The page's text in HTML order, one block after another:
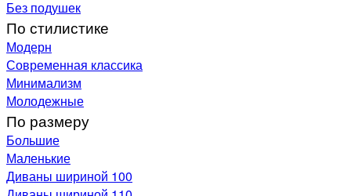
Без подушек
По стилистике
Модерн
Современная классика
Минимализм
Молодежные
По размеру
Большие
Маленькие
Диваны шириной 100